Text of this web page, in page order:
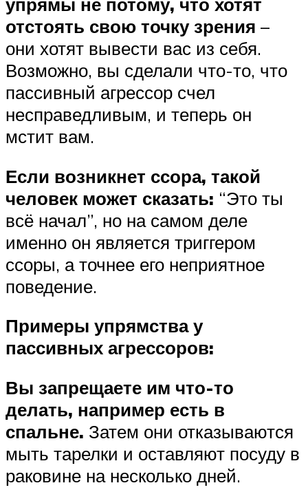
отстоять свою точку зрения –
они хотят вывести вас из себя.
Возможно, вы сделали что-то, что
пассивный агрессор счел
несправедливым, и теперь он
мстит вам.
Если возникнет ссора, такой
человек может сказать: “Это ты
всё начал”, но на самом деле
именно он является триггером
ссоры, а точнее его неприятное
поведение.
Примеры упрямства у
пассивных агрессоров:
Вы запрещаете им что-то
делать, например есть в
спальне. Затем они отказываются
мыть тарелки и оставляют посуду в
раковине на несколько дней.